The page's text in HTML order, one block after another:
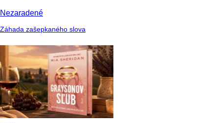
Nezaradené
Záhada zašepkaného slova